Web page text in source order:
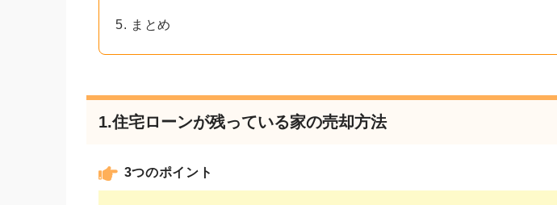
5. まとめ
1.住宅ローンが残っている家の売却方法
3つのポイント